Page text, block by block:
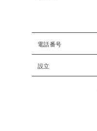
電話番号
設立